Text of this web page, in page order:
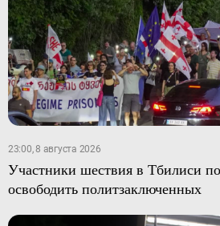
23:00, 8 августа 2026
Участники шествия в Тбилиси
освободить политзаключенных